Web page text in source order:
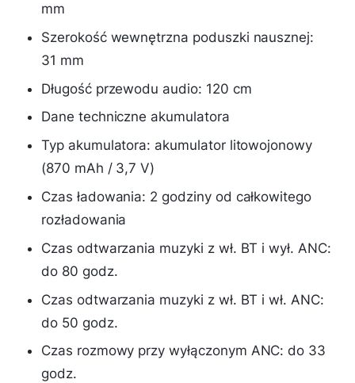
mm
Szerokość wewnętrzna poduszki nausznej:
31 mm
Długość przewodu audio: 120 cm
Dane techniczne akumulatora
Typ akumulatora: akumulator litowojonowy
(870 mAh / 3,7 V)
Czas ładowania: 2 godziny od całkowitego
rozładowania
Czas odtwarzania muzyki z wł. BT i wył. ANC:
do 80 godz.
Czas odtwarzania muzyki z wł. BT i wł. ANC:
do 50 godz.
Czas rozmowy przy wyłączonym ANC: do 33
godz.